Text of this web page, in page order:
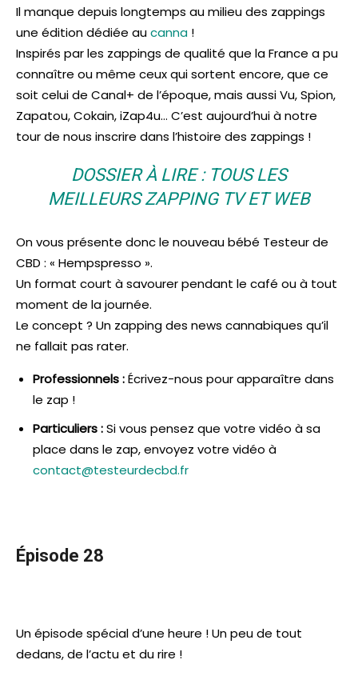
Il manque depuis longtemps au milieu des zappings
une édition dédiée aucanna !
Inspirés par les zappings de qualité que la France a pu
connaître ou même ceux qui sortent encore, que ce
soit celui de Canal+ de l’époque, mais aussi Vu, Spion,
Zapatou, Cokain, iZap4u… C’est aujourd’hui à notre
tour de nous inscrire dans l’histoire des zappings !
DOSSIER À LIRE : TOUS LES
MEILLEURS ZAPPING TV ET WEB
On vous présente donc le nouveau bébé Testeur de
CBD : « Hempspresso ».
Un format court à savourer pendant le café ou à tout
moment de la journée.
Le concept ? Un zapping des news cannabiques qu’il
ne fallait pas rater.
Professionnels :Écrivez-nous pour apparaître dans
le zap !
Particuliers :Si vous pensez que votre vidéo à sa
place dans le zap, envoyez votre vidéo à
contact@testeurdecbd.fr
Épisode 28
Un épisode spécial d’une heure ! Un peu de tout
dedans, de l’actu et du rire !